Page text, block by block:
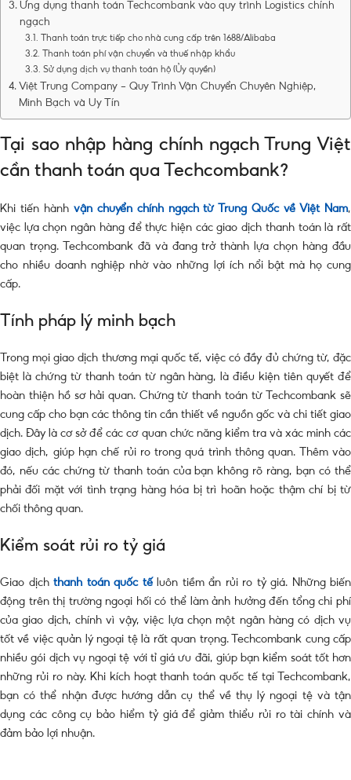
Ứng dụng thanh toán Techcombank vào quy trình Logistics chính
ngạch
Thanh toán trực tiếp cho nhà cung cấp trên 1688/Alibaba
Thanh toán phí vận chuyển và thuế nhập khẩu
Sử dụng dịch vụ thanh toán hộ (Ủy quyền)
Việt Trung Company – Quy Trình Vận Chuyển Chuyên Nghiệp,
Minh Bạch và Uy Tín
Tại sao nhập hàng chính ngạch Trung Việt
cần thanh toán qua Techcombank?
Khi tiến hành vận chuyển chính ngạch từ Trung Quốc về Việt Nam,
việc lựa chọn ngân hàng để thực hiện các giao dịch thanh toán là rất
quan trọng. Techcombank đã và đang trở thành lựa chọn hàng đầu
cho nhiều doanh nghiệp nhờ vào những lợi ích nổi bật mà họ cung
cấp.
Tính pháp lý minh bạch
Trong mọi giao dịch thương mại quốc tế, việc có đầy đủ chứng từ, đặc
biệt là chứng từ thanh toán từ ngân hàng, là điều kiện tiên quyết để
hoàn thiện hồ sơ hải quan. Chứng từ thanh toán từ Techcombank sẽ
cung cấp cho bạn các thông tin cần thiết về nguồn gốc và chi tiết giao
dịch. Đây là cơ sở để các cơ quan chức năng kiểm tra và xác minh các
giao dịch, giúp hạn chế rủi ro trong quá trình thông quan. Thêm vào
đó, nếu các chứng từ thanh toán của bạn không rõ ràng, bạn có thể
phải đối mặt với tình trạng hàng hóa bị trì hoãn hoặc thậm chí bị từ
chối thông quan.
Kiểm soát rủi ro tỷ giá
Giao dịch thanh toán quốc tếluôn tiềm ẩn rủi ro tỷ giá. Những biến
động trên thị trường ngoại hối có thể làm ảnh hưởng đến tổng chi phí
của giao dịch, chính vì vậy, việc lựa chọn một ngân hàng có dịch vụ
tốt về việc quản lý ngoại tệ là rất quan trọng. Techcombank cung cấp
nhiều gói dịch vụ ngoại tệ với tỉ giá ưu đãi, giúp bạn kiểm soát tốt hơn
những rủi ro này. Khi kích hoạt thanh toán quốc tế tại Techcombank,
bạn có thể nhận được hướng dẫn cụ thể về thụ lý ngoại tệ và tận
dụng các công cụ bảo hiểm tỷ giá để giảm thiểu rủi ro tài chính và
đảm bảo lợi nhuận.